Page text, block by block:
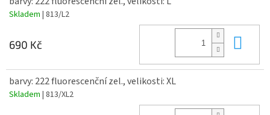
Skladem | 813/L2
690 Kč
barvy: 222 fluorescenční zel., velikosti: XL
Skladem | 813/XL2